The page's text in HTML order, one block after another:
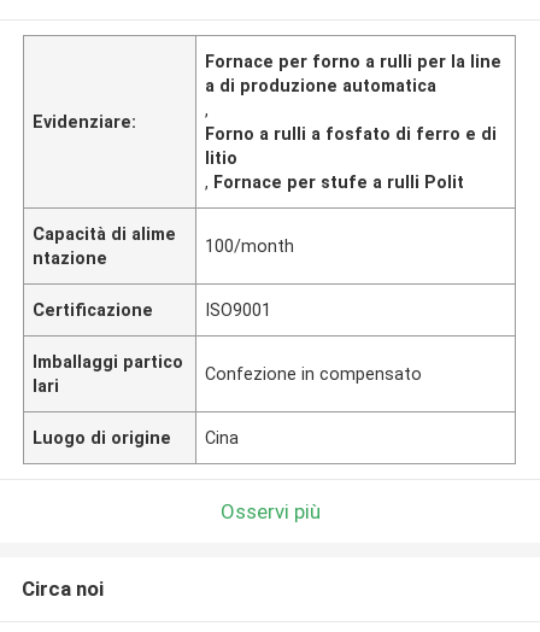
Evidenziare:
Fornace per forno a rulli per la line
a di produzione automatica
,
Forno a rulli a fosfato di ferro e di
litio
, Fornace per stufe a rulli Polit
Capacità di alime
ntazione
100/month
Certificazione ISO9001
Imballaggi partico
lari
Confezione in compensato
Luogo di origine Cina
Osservi più
Circa noi